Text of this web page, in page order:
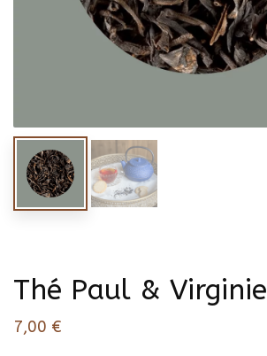
Thé Paul & Virginie
7,00 €